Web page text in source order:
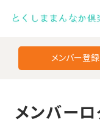
メンバー登録
メンバーロ